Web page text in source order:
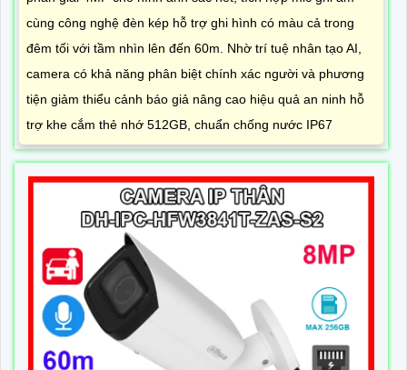
cùng công nghệ đèn kép hỗ trợ ghi hình có màu cả trong
đêm tối với tầm nhìn lên đến 60m. Nhờ trí tuệ nhân tạo AI,
camera có khả năng phân biệt chính xác người và phương
tiện giảm thiểu cảnh báo giả nâng cao hiệu quả an ninh hỗ
trợ khe cắm thẻ nhớ 512GB, chuẩn chống nước IP67